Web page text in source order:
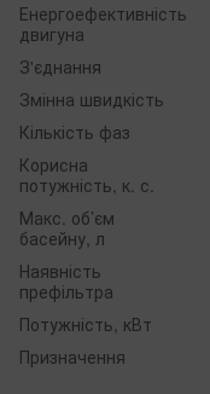
Енергоефективність
двигуна
З'єднання
Змінна швидкість
Кількість фаз
Корисна
потужність, к. с.
Макс. об’єм
басейну, л
Наявність
префільтра
Потужність, кВт
Призначення